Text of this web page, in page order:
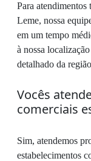
Para atendimentos
Leme, nossa
em um tempo
à nossa
detalhado da
Vocês
comerciais
Sim, atendemos
estabelecimentos